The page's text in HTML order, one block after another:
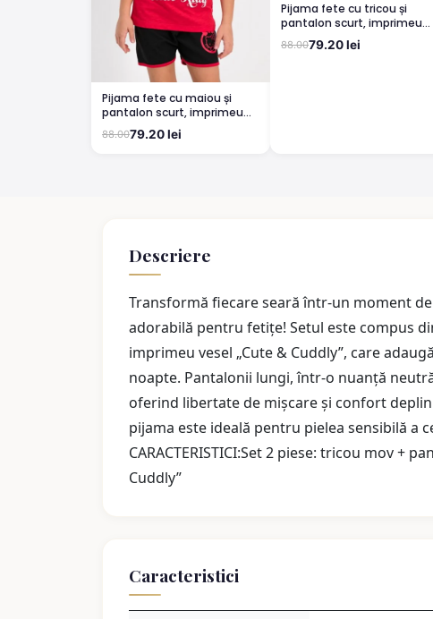
Pijama fete cu maiou și
pantalon scurt, imprimeu
Hello Kitty, Rosu
88.0079.20 lei
Pijama fete cu tricou și
pantalon scurt, imprimeu
Hello Kitty, Verde
88.0079.20 lei
Descriere
Transformă fiecare seară într-un moment
adorabilă pentru fetițe! Setul este compus
imprimeu vesel „Cute & Cuddly”, care
noapte. Pantalonii lungi, într-o nuanță
oferind libertate de mișcare și confort
pijama este ideală pentru pielea sensibilă a
CARACTERISTICI:Set 2 piese: tricou mov +
Cuddly”
Caracteristici